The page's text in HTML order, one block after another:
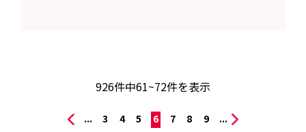
926件中61~72件を表示
... 3 4 5 6 7 8 9 ...